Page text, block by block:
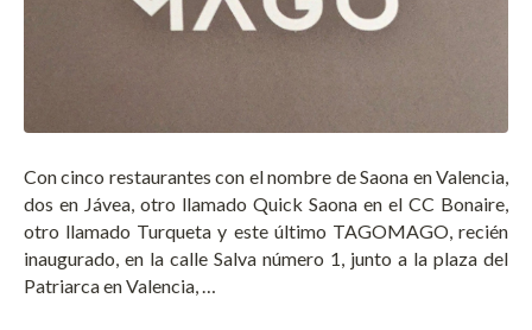
Con cinco restaurantes con el nombre de Saona en Valencia,
dos en Jávea, otro llamado Quick Saona en el CC Bonaire,
otro llamado Turqueta y este último TAGOMAGO, recién
inaugurado, en la calle Salva número 1, junto a la plaza del
Patriarca en Valencia, …